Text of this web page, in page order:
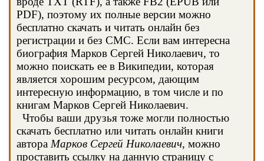
PDF), поэтому их полные версии можно
бесплатно скачать и читать онлайн без
регистрации и без СМС. Если вам интересна
биография Марков Сергей Николаевич, то
можно поискать ее в Википедии, которая
является хорошим ресурсом, дающим
интересную информацию, в том числе и по
книгам Марков Сергей Николаевич.
Чтобы ваши друзья тоже могли полностью
скачать бесплатно или читать онлайн книги
автора Марков Сергей Николаевич, можно
проставить ссылку на данную страницу с